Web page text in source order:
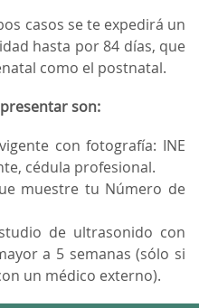
casos se te expedirá un
hasta por 84 días, que
como el postnatal.
son:
con fotografía: INE
cédula profesional.
muestre tu Número de
de ultrasonido con
a 5 semanas (sólo si
un médico externo).